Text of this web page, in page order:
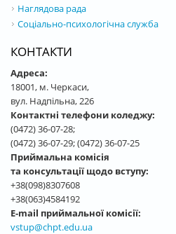
Наглядова рада
Соціально-психологічна служба
КОНТАКТИ
Адреса:
18001, м. Черкаси,
вул. Надпільна, 226
Контактні телефони коледжу:
(0472) 36-07-28;
(0472) 36-07-29; (0472) 36-07-25
Приймальна комісія
та консультації щодо вступу:
+38(098)8307608
+38(063)4584192
E-mail приймальної комісії:
vstup@chpt.edu.ua